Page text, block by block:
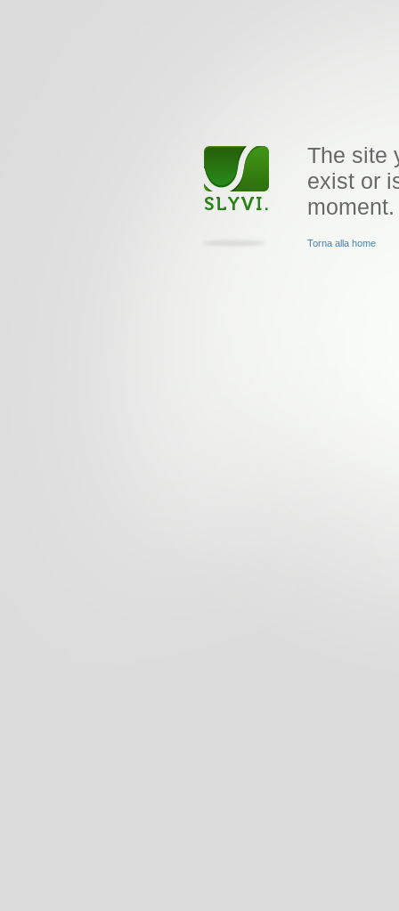
The site
exist or
moment.
Torna alla home